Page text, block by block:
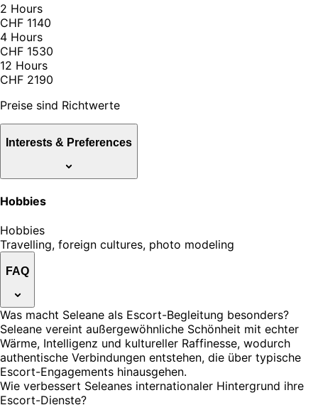
2 Hours
CHF 1140
4 Hours
CHF 1530
12 Hours
CHF 2190
Preise sind Richtwerte
Interests & Preferences
Hobbies
Hobbies
Travelling, foreign cultures, photo modeling
FAQ
Was macht Seleane als Escort-Begleitung besonders?
Seleane vereint außergewöhnliche Schönheit mit echter
Wärme, Intelligenz und kultureller Raffinesse, wodurch
authentische Verbindungen entstehen, die über typische
Escort-Engagements hinausgehen.
Wie verbessert Seleanes internationaler Hintergrund ihre
Escort-Dienste?